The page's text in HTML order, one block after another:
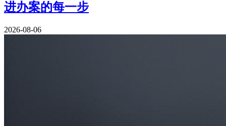
进办案的每一步
2026-08-06